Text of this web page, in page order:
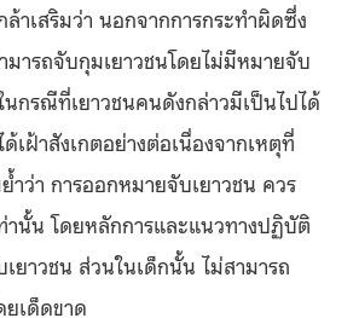
าเสริมว่า นอกจากการกระทำผิดซึ่ง
มารถจับกุมเยาวชนโดยไม่มีหมายจับ
นกรณีที่เยาวชนคนดังกล่าวมีเป็นไปได้
เฝ้าสังเกตอย่างต่อเนื่องจากเหตุที่
ำว่า การออกหมายจับเยาวชน ควร
นั้น โดยหลักการและแนวทางปฏิบัติ
ยาวชน ส่วนในเด็กนั้น ไม่สามารถ
เด็ดขาด